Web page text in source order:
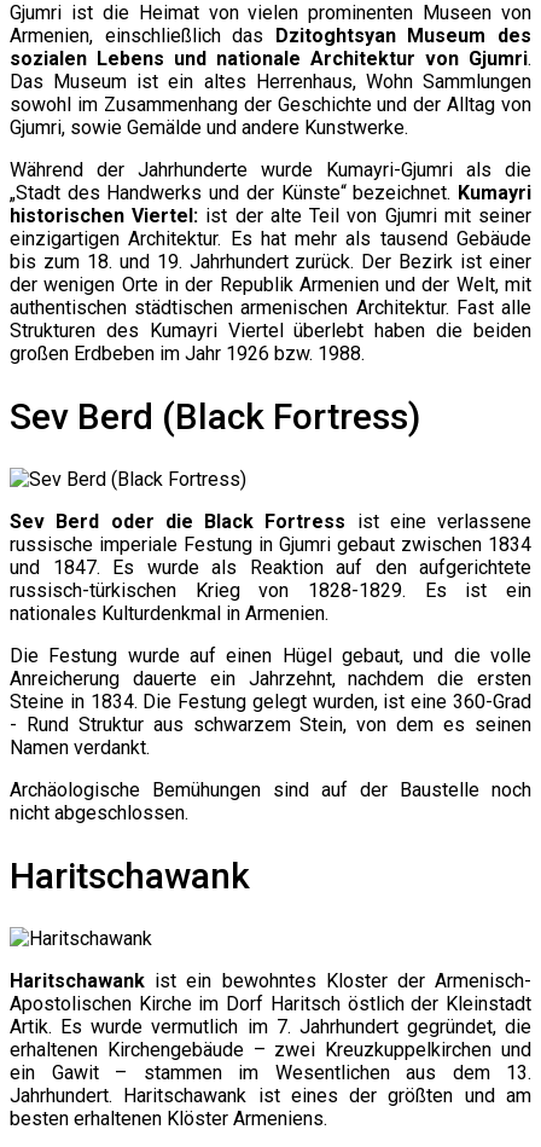
Gjumri ist die Heimat von vielen prominenten Museen von
Armenien, einschließlich das Dzitoghtsyan Museum des
sozialen Lebens und nationale Architektur von Gjumri.
Das Museum ist ein altes Herrenhaus, Wohn Sammlungen
sowohl im Zusammenhang der Geschichte und der Alltag von
Gjumri, sowie Gemälde und andere Kunstwerke.
Während der Jahrhunderte wurde Kumayri-Gjumri als die
„Stadt des Handwerks und der Künste“ bezeichnet. Kumayri
historischen Viertel: ist der alte Teil von Gjumri mit seiner
einzigartigen Architektur. Es hat mehr als tausend Gebäude
bis zum 18. und 19. Jahrhundert zurück. Der Bezirk ist einer
der wenigen Orte in der Republik Armenien und der Welt, mit
authentischen städtischen armenischen Architektur. Fast alle
Strukturen des Kumayri Viertel überlebt haben die beiden
großen Erdbeben im Jahr 1926 bzw. 1988.
Sev Berd (Black Fortress)
Sev Berd oder die Black Fortress ist eine verlassene
russische imperiale Festung in Gjumri gebaut zwischen 1834
und 1847. Es wurde als Reaktion auf den aufgerichtete
russisch-türkischen Krieg von 1828-1829. Es ist ein
nationales Kulturdenkmal in Armenien.
Die Festung wurde auf einen Hügel gebaut, und die volle
Anreicherung dauerte ein Jahrzehnt, nachdem die ersten
Steine in 1834. Die Festung gelegt wurden, ist eine 360-Grad
- Rund Struktur aus schwarzem Stein, von dem es seinen
Namen verdankt.
Archäologische Bemühungen sind auf der Baustelle noch
nicht abgeschlossen.
Haritschawank
Haritschawank ist ein bewohntes Kloster der Armenisch-
Apostolischen Kirche im Dorf Haritsch östlich der Kleinstadt
Artik. Es wurde vermutlich im 7. Jahrhundert gegründet, die
erhaltenen Kirchengebäude – zwei Kreuzkuppelkirchen und
ein Gawit – stammen im Wesentlichen aus dem 13.
Jahrhundert. Haritschawank ist eines der größten und am
besten erhaltenen Klöster Armeniens.